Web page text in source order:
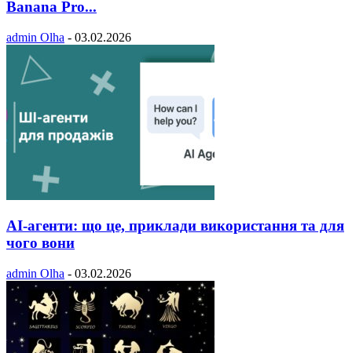
Banana Pro...
admin Olha - 03.02.2026
AI-агенти: що це, приклади використання та для
чого вони
admin Olha - 03.02.2026